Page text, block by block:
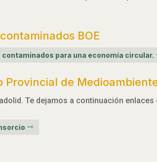
BOE
para una economía circular.
Provincial de
Te dejamos a continuación enlaces